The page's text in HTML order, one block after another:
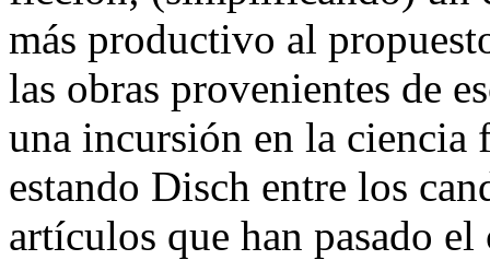
más productivo al
las obras provenientes de
una incursión en la ciencia
estando Disch entre los
artículos que han pasado el